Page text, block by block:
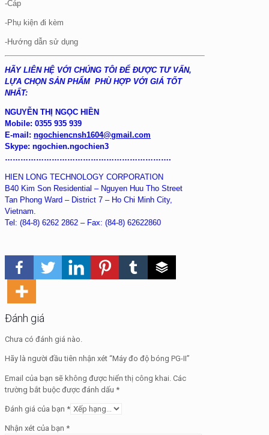
-Cáp
-Phụ kiện đi kèm
-Hướng dẫn sử dụng
HÃY LIÊN HỆ VỚI CHÚNG TÔI ĐỂ ĐƯỢC TƯ VẤN,
LỰA CHỌN SẢN PHẨM PHÙ HỢP VỚI GIÁ TỐT
NHẤT:
NGUYỄN THỊ NGỌC HIỀN
Mobile: 0355 935 939
E-mail: ngochiencnsh1604@gmail.com
Skype: ngochien.ngochien3
……………………………………………………….
HIEN LONG TECHNOLOGY CORPORATION
B40 Kim Son Residential – Nguyen Huu Tho Street
Tan Phong Ward – District 7 – Ho Chi Minh City,
Vietnam.
Tel: (84-8) 6262 2862 – Fax: (84-8) 62622860
Đánh giá
Chưa có đánh giá nào.
Hãy là người đầu tiên nhận xét “Máy đo độ bóng PG-II”
Email của bạn sẽ không được hiển thị công khai. Các
trường bắt buộc được đánh dấu *
Đánh giá của bạn *
Nhận xét của bạn *